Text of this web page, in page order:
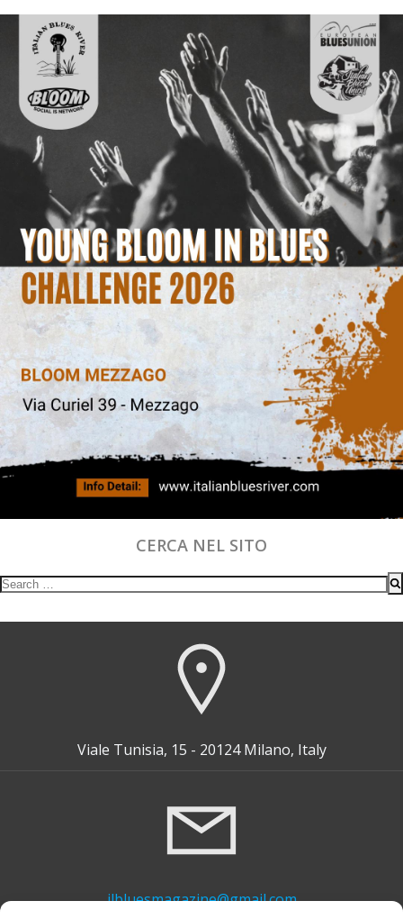
CERCA NEL SITO
Search
Viale Tunisia, 15 - 20124 Milano, Italy
ilbluesmagazine@gmail.com